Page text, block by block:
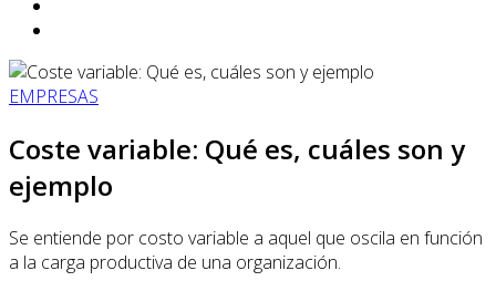
EMPRESAS
Coste variable: Qué es, cuáles son y
ejemplo
Se entiende por costo variable a aquel que oscila en función
a la carga productiva de una organización.